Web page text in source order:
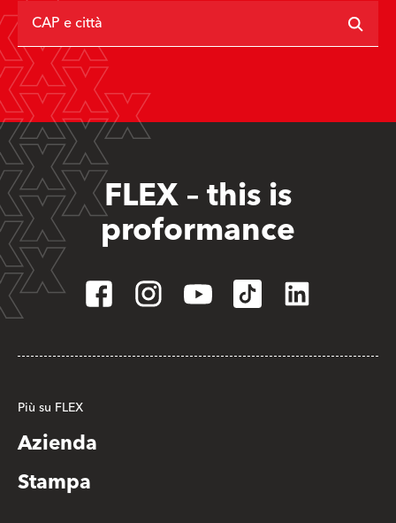
CAP e città
FLEX – this is
proformance
Più su FLEX
Azienda
Stampa